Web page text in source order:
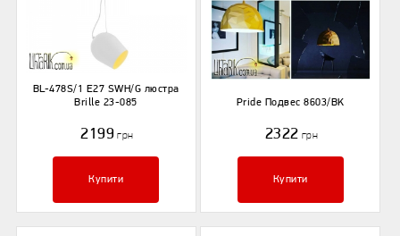
BL-478S/1 E27 SWH/G люстра
Brille 23-085
2199 грн
Купити
Pride Подвес 8603/BK
2322 грн
Купити